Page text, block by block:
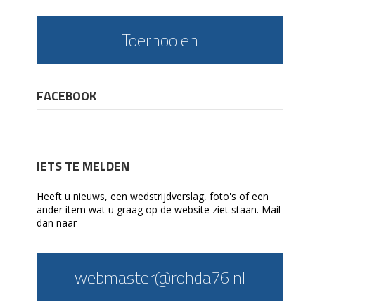
Toernooien
FACEBOOK
IETS TE MELDEN
Heeft u nieuws, een wedstrijdverslag, foto's of een
ander item wat u graag op de website ziet staan. Mail
dan naar
webmaster@rohda76.nl